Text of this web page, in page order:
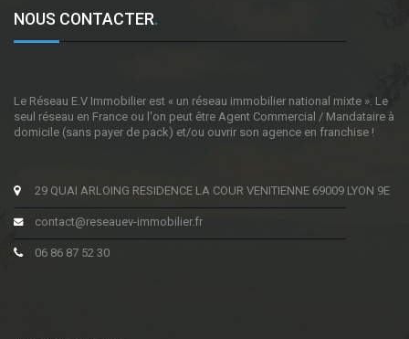
NOUS CONTACTER.
Le Réseau E.V Immobilier est « un réseau immobilier national mixte ». Le
seul réseau en France ou l'on peut être Agent Commercial / Mandataire à
domicile (sans payer de pack) et/ou ouvrir son agence en franchise !
29 QUAI ARLOING RESIDENCE LA COUR VENITIENNE 69009 LYON 9E
contact@reseauev-immobilier.fr
06 86 87 52 30